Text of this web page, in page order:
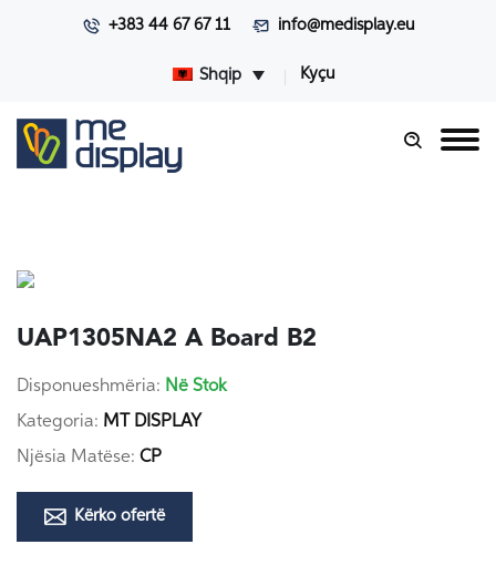
+383 44 67 67 11 info@medisplay.eu
Shqip Kyçu
UAP1305NA2 A Board B2
Disponueshmëria: Në Stok
Kategoria: MT DISPLAY
Njësia Matëse: CP
Kërko ofertë